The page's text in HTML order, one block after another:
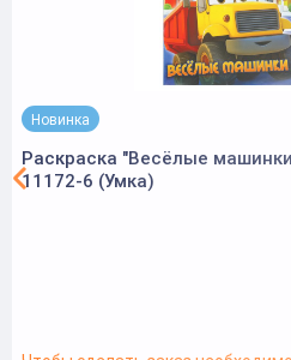
Новинка
Раскраска "Весёлые
11172-6 (Умка)